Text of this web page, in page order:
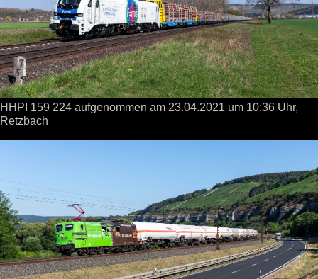
HHPI 159 224 aufgenommen am 23.04.2021 um 10:36 Uhr,
Retzbach